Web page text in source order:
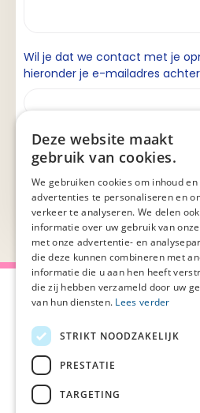
Wil je dat we contact met je
hieronder je e-mailadres
Ik ga akkoord met de
aan de pagina).
Over Palliaweb
Over PZNL
Pers
Deze website maakt
gebruik van cookies.
We gebruiken cookies om inhoud en
advertenties te personaliseren en
verkeer te analyseren. We delen ook
informatie over uw gebruik van
met onze advertentie- en
die deze kunnen combineren met
informatie die u aan hen heeft
die zij hebben verzameld door uw
van hun diensten. Lees verder
STRIKT NOODZAKELIJK
PRESTATIE
TARGETING